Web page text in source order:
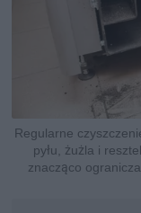
Regularne
pyłu, żużla i
znacząco